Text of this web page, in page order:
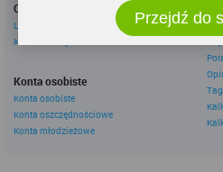
Oszczędzanie
Lokaty
Konta oszczędnościowe
Konta osobiste
Konta osobiste
Konta oszczędnościowe
Konta młodzieżowe
Zakres wykorzystywania
określenia w ustawieniach
wprowadzenia zmian ustawień,
być zapisywane w pamięci Twojego
Administratorem danych
spółka Rankomat.pl Sp. z o.o.
k.) z siedzibą w Warszawie, ul.
Możesz jako użytkownik w
administratorem pod adresem
Przejdź do